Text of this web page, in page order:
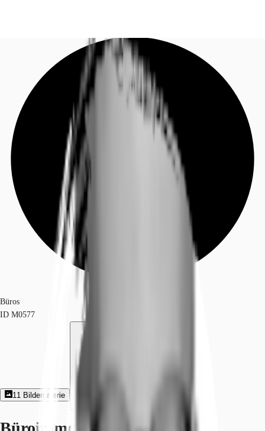
Investieren
Marktinformationen
Mehrwert
Coworking
Ihre Ansprechpartner
Favoriten
Jetzt anrufen Kontaktieren Sie uns
Büros
ID M0577
11 Bildergalerie